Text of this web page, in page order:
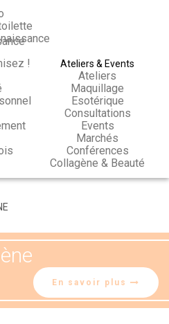
!
Ateliers & Events
Ateliers
Maquillage
Esotérique
Consultations
Events
Marchés
Conférences
Collagène & Beauté
En savoir plus